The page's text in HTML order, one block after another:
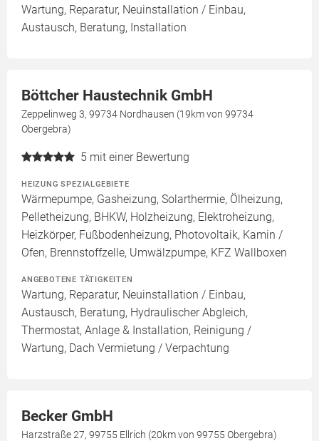
Wartung, Reparatur, Neuinstallation / Einbau,
Austausch, Beratung, Installation
Böttcher Haustechnik GmbH
Zeppelinweg 3, 99734 Nordhausen (19km von 99734
Obergebra)
5 mit einer Bewertung
HEIZUNG SPEZIALGEBIETE
Wärmepumpe, Gasheizung, Solarthermie, Ölheizung,
Pelletheizung, BHKW, Holzheizung, Elektroheizung,
Heizkörper, Fußbodenheizung, Photovoltaik, Kamin /
Ofen, Brennstoffzelle, Umwälzpumpe, KFZ Wallboxen
ANGEBOTENE TÄTIGKEITEN
Wartung, Reparatur, Neuinstallation / Einbau,
Austausch, Beratung, Hydraulischer Abgleich,
Thermostat, Anlage & Installation, Reinigung /
Wartung, Dach Vermietung / Verpachtung
Becker GmbH
Harzstraße 27, 99755 Ellrich (20km von 99755 Obergebra)